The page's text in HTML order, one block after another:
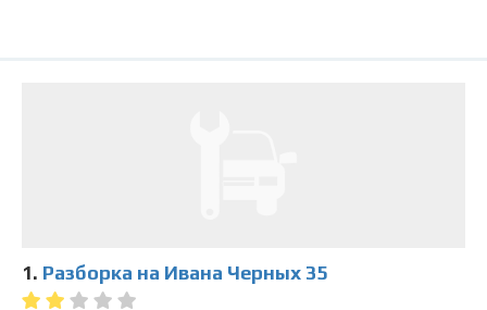
1. Разборка на Ивана Черных 35